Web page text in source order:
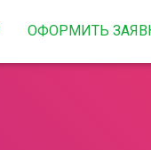
ОФОРМИТЬ